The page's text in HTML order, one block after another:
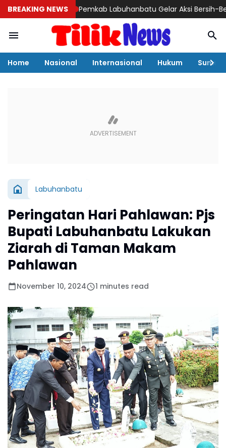
BREAKING NEWSPemkab Labuhanbatu Gelar Aksi Bersih-Bersih
Home Nasional Internasional Hukum Sumut
Labuhanbatu
Peringatan Hari Pahlawan: Pjs
Bupati Labuhanbatu Lakukan
Ziarah di Taman Makam
Pahlawan
November 10, 2024 1 minutes read